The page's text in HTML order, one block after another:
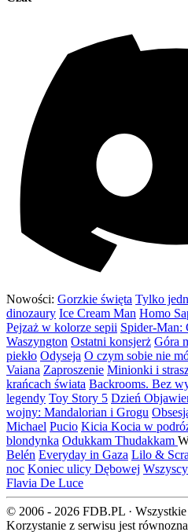
Nowości: Gorzkie święta Tylko
dinozaury Ice Cream Man Homo
Pejzaż w kolorze sepii Spider-Man:
Waszyngton Ostatni konsjerż Góra
piekło Odyseja O czym sobie nie
Vaiana Zaproszenie Minionki i
krańcach świata Backrooms. Bez
legendy Toy Story 5 Dzień
wojny: Mandalorian i Grogu
Michael Pucio Kicia Kocia w
blondynka Odukkam Thudakkam
Belén Everyday in Gaza Lilo &
noc Koniec ulicy Dębowej
Flavia De Luce
© 2006 - 2026 FDB.PL · Wszystkie
Korzystanie z serwisu jest